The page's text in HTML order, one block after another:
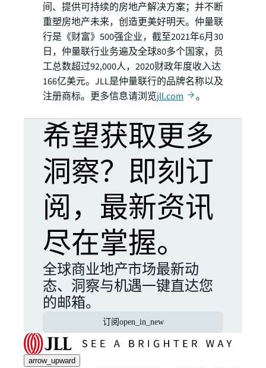
间、提供可持续的房地产解决方案；并不断
重塑房地产未来，创造更美好明天。仲量联
行是《财富》500强企业，截至2021年6月30
日，仲量联行业务遍及全球80多个国家，员
工总数超过92,000人，2020财政年度收入达
166亿美元。JLL是仲量联行的品牌名称以及
注册商标。更多信息请浏览jll.com 。
希望获取更多
洞察？即刻订
阅，最新资讯
尽在掌握。
全球商业地产市场最新动
态、洞察与机遇一键直达您
的邮箱。
订阅 open_in_new
arrow_upward